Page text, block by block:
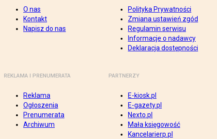
O nas
Kontakt
Napisz do nas
Polityka Prywatności
Zmiana ustawień zgód
Regulamin serwisu
Informacje o nadawcy
Deklaracja dostępności
REKLAMA I PRENUMERATA
Reklama
Ogłoszenia
Prenumerata
Archiwum
PARTNERZY
E-kiosk.pl
E-gazety.pl
Nexto.pl
Mała księgowość
Kancelarierp.pl